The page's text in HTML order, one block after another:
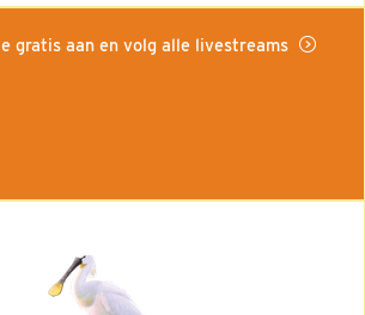
gratis aan en volg alle livestreams